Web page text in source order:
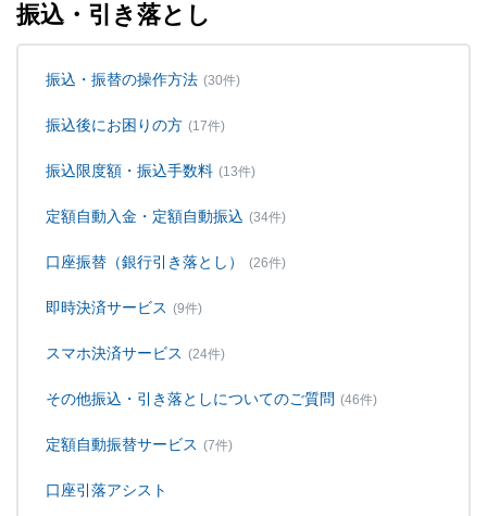
振込・引き落とし
振込・振替の操作方法 (30件)
振込後にお困りの方 (17件)
振込限度額・振込手数料 (13件)
定額自動入金・定額自動振込 (34件)
口座振替（銀行引き落とし） (26件)
即時決済サービス (9件)
スマホ決済サービス (24件)
その他振込・引き落としについてのご質問 (46件)
定額自動振替サービス (7件)
口座引落アシスト